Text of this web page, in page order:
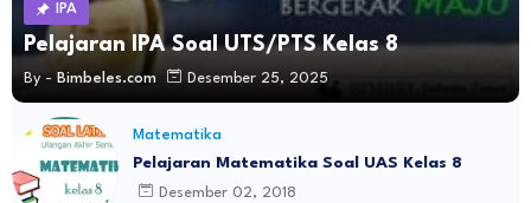
IPA
Pelajaran IPA Soal UTS/PTS Kelas 8
By - Bimbeles.com Desember 25, 2025
Matematika
Pelajaran Matematika Soal UAS Kelas 8
Desember 02, 2018